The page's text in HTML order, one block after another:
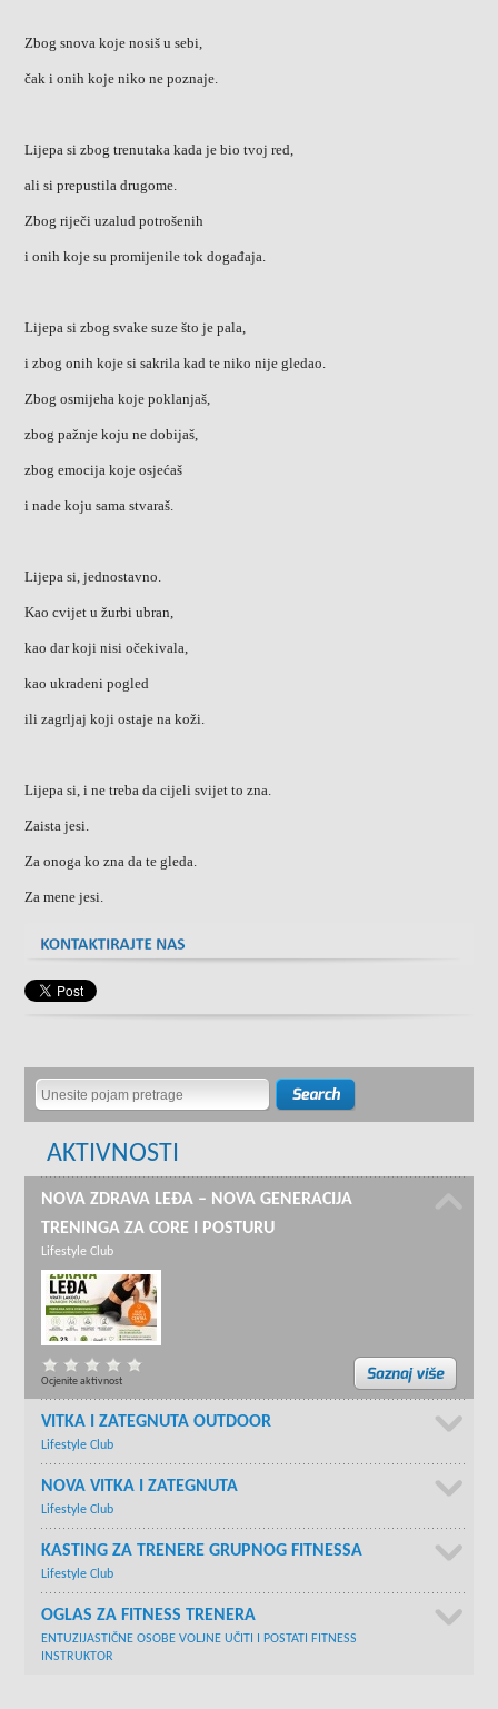
Zbog snova koje nosiš u sebi,
čak i onih koje niko ne poznaje.
Lijepa si zbog trenutaka kada je bio tvoj red,
ali si prepustila drugome.
Zbog riječi uzalud potrošenih
i onih koje su promijenile tok događaja.
Lijepa si zbog svake suze što je pala,
i zbog onih koje si sakrila kad te niko nije gledao.
Zbog osmijeha koje poklanjaš,
zbog pažnje koju ne dobijaš,
zbog emocija koje osjećaš
i nade koju sama stvaraš.
Lijepa si, jednostavno.
Kao cvijet u žurbi ubran,
kao dar koji nisi očekivala,
kao ukradeni pogled
ili zagrljaj koji ostaje na koži.
Lijepa si, i ne treba da cijeli svijet to zna.
Zaista jesi.
Za onoga ko zna da te gleda.
Za mene jesi.
AKTIVNOSTI
NOVA ZDRAVA LEĐA – NOVA GENERACIJA
TRENINGA ZA CORE I POSTURU
Lifestyle Club
Ocjenite aktivnost
VITKA I ZATEGNUTA OUTDOOR
Lifestyle Club
NOVA VITKA I ZATEGNUTA
Lifestyle Club
KASTING ZA TRENERE GRUPNOG FITNESSA
Lifestyle Club
OGLAS ZA FITNESS TRENERA
ENTUZIJASTIČNE OSOBE VOLJNE UČITI I POSTATI FITNESS
INSTRUKTOR